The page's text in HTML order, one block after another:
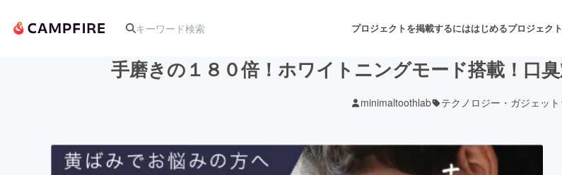
プロジェクトを掲載するにははじめるプロジェク
手磨きの１８０倍！ホワイトニングモード搭載！口
minimaltoothlab テクノロジー・ガジェット